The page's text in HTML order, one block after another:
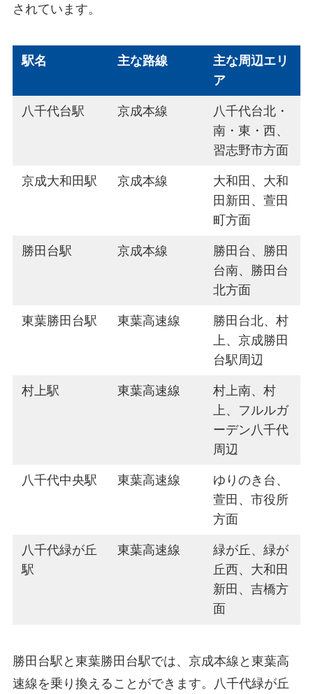
されています。
駅名 主な路線
主な周辺エリ
ア
八千代台駅 京成本線
八千代台北・
南・東・西、
習志野市方面
京成大和田駅 京成本線
大和田、大和
田新田、萱田
町方面
勝田台駅 京成本線
勝田台、勝田
台南、勝田台
北方面
東葉勝田台駅 東葉高速線
勝田台北、村
上、京成勝田
台駅周辺
村上駅 東葉高速線
村上南、村
上、フルルガ
ーデン八千代
周辺
八千代中央駅 東葉高速線
ゆりのき台、
萱田、市役所
方面
八千代緑が丘
駅
東葉高速線
緑が丘、緑が
丘西、大和田
新田、吉橋方
面
勝田台駅と東葉勝田台駅では、京成本線と東葉高
速線を乗り換えることができます。八千代緑が丘